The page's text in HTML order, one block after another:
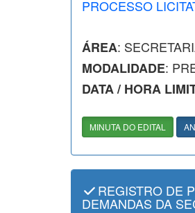
PROCESSO
ÁREA:
MODALIDADE:
DATA / HORA
MINUTA DO EDITAL
REGISTRO DE
DEMANDAS DA